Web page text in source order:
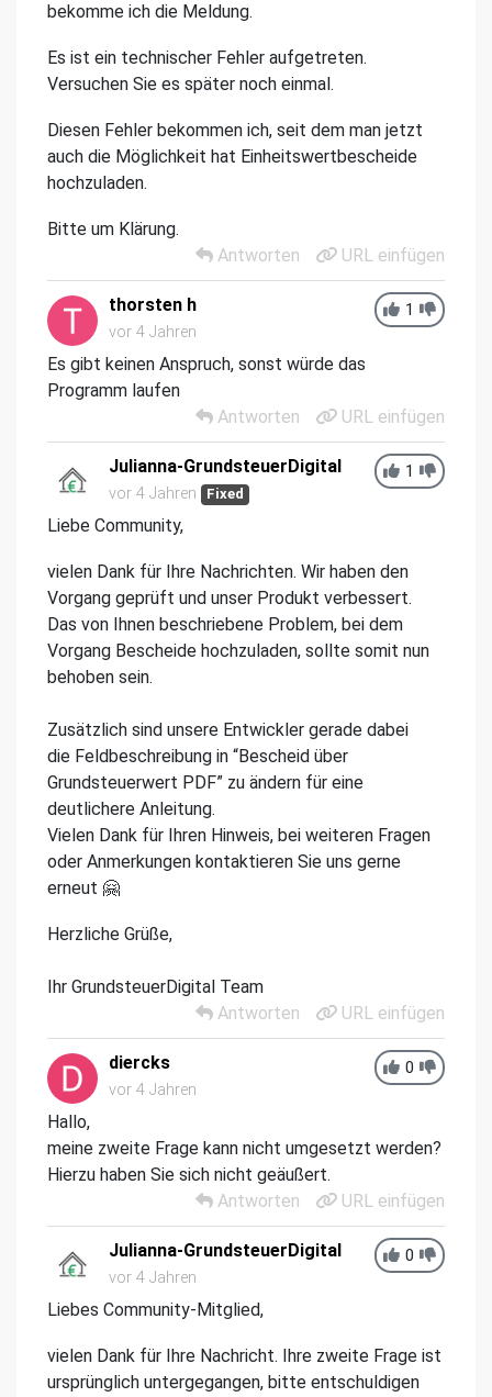
bekomme ich die Meldung.
Es ist ein technischer Fehler aufgetreten.
Versuchen Sie es später noch einmal.
Diesen Fehler bekommen ich, seit dem man jetzt
auch die Möglichkeit hat Einheitswertbescheide
hochzuladen.
Bitte um Klärung.
Antworten
URL einfügen
1
thorsten h
vor 4 Jahren
Es gibt keinen Anspruch, sonst würde das
Programm laufen
Antworten
URL einfügen
1
Julianna-GrundsteuerDigital
vor 4 Jahren Fixed
Liebe Community,
vielen Dank für Ihre Nachrichten. Wir haben den
Vorgang geprüft und unser Produkt verbessert.
Das von Ihnen beschriebene Problem, bei dem
Vorgang Bescheide hochzuladen, sollte somit nun
behoben sein.
Zusätzlich sind unsere Entwickler gerade dabei
die Feldbeschreibung in “Bescheid über
Grundsteuerwert PDF” zu ändern für eine
deutlichere Anleitung.
Vielen Dank für Ihren Hinweis, bei weiteren Fragen
oder Anmerkungen kontaktieren Sie uns gerne
erneut 🤗
Herzliche Grüße,
Ihr GrundsteuerDigital Team
Antworten
URL einfügen
0
diercks
vor 4 Jahren
Hallo,
meine zweite Frage kann nicht umgesetzt werden?
Hierzu haben Sie sich nicht geäußert.
Antworten
URL einfügen
0
Julianna-GrundsteuerDigital
vor 4 Jahren
Liebes Community-Mitglied,
vielen Dank für Ihre Nachricht. Ihre zweite Frage ist
ursprünglich untergegangen, bitte entschuldigen